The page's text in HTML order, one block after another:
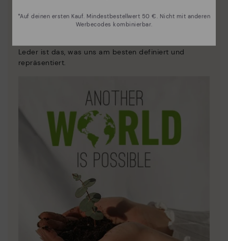
Leder ist das, was uns am besten definiert und
repräsentiert.
*Auf deinen ersten Kauf. Mindestbestellwert 50 €. Nicht mit anderen
Werbecodes kombinierbar.